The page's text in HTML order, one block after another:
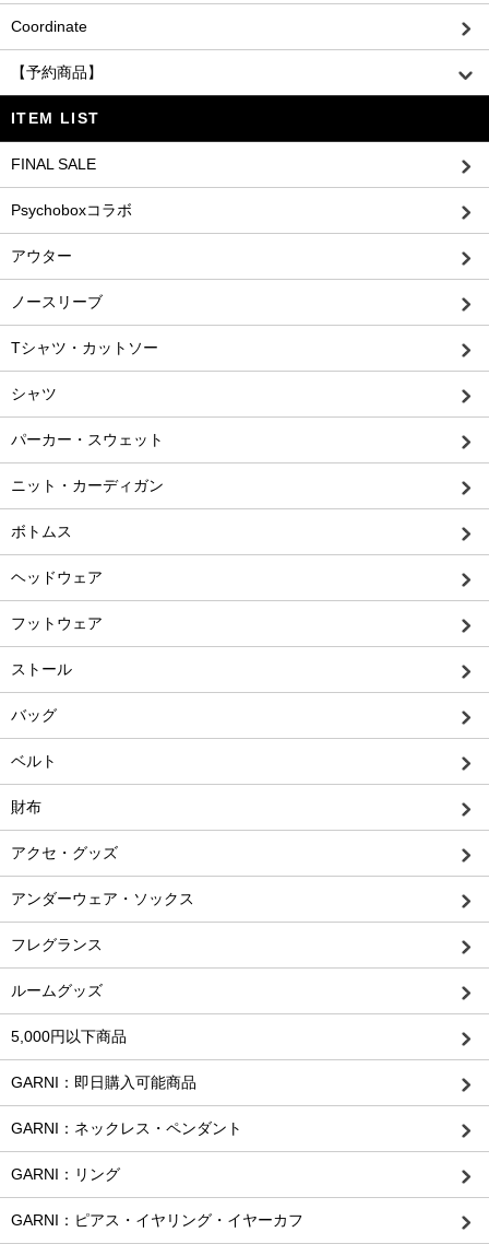
Coordinate
【予約商品】
ITEM LIST
FINAL SALE
Psychoboxコラボ
アウター
ノースリーブ
Tシャツ・カットソー
シャツ
パーカー・スウェット
ニット・カーディガン
ボトムス
ヘッドウェア
フットウェア
ストール
バッグ
ベルト
財布
アクセ・グッズ
アンダーウェア・ソックス
フレグランス
ルームグッズ
5,000円以下商品
GARNI：即日購入可能商品
GARNI：ネックレス・ペンダント
GARNI：リング
GARNI：ピアス・イヤリング・イヤーカフ